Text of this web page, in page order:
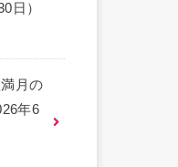
日）
月の
年6